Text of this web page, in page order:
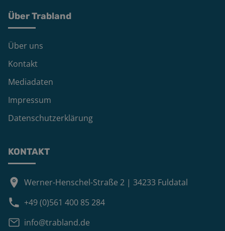
Über Trabland
Über uns
Kontakt
Mediadaten
Impressum
Datenschutzerklärung
KONTAKT
Werner-Henschel-Straße 2 | 34233 Fuldatal
+49 (0)561 400 85 284
info@trabland.de